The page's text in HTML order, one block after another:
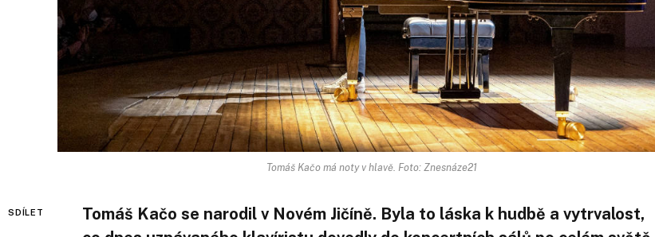
Tomáš Kačo má noty v hlavě. Foto: Znesnáze21
SDÍLET
Tomáš Kačo se narodil v Novém Jičíně. Byla to láska k hudbě a vytrvalost,